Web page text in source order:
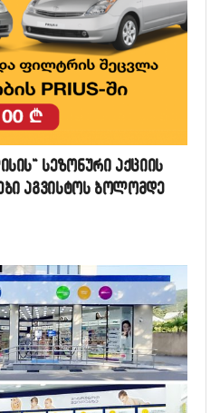
სეზონური აქციის
აგვისტოს ბოლომდე